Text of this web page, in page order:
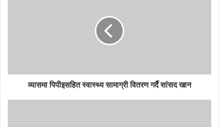
व्यासमा पिपीइसहित स्वास्थ्य सामाग्री वितरण गर्दै सांसद खान